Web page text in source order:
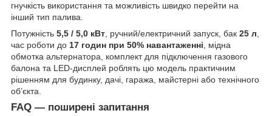
гнучкість використання та можливість швидко перейти на
інший тип палива.
Потужність 5,5 / 5,0 кВт, ручний/електричний запуск, бак 25 л,
час роботи до 17 годин при 50% навантаженні, мідна
обмотка альтернатора, комплект для підключення газового
балона та LED-дисплей роблять цю модель практичним
рішенням для будинку, дачі, гаража, майстерні або технічного
об’єкта.
FAQ — поширені запитання